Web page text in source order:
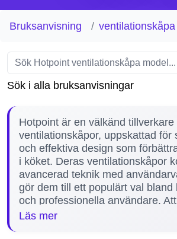
Bruksanvisning ventilationskåpa
Sök i alla bruksanvisningar
Hotpoint är en välkänd
ventilationskåpor, uppskattad för
och effektiva design som
i köket. Deras ventilationskåpor
avancerad teknik med
gör dem till ett populärt val bland
och professionella användare.
rätt manualer är avgörande för att
Läs mer